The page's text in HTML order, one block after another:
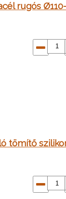
rugós
tömítő